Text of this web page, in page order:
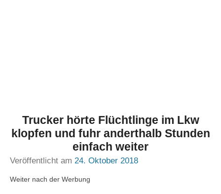
Trucker hörte Flüchtlinge im Lkw
klopfen und fuhr anderthalb Stunden
einfach weiter
Veröffentlicht am 24. Oktober 2018
Weiter nach der Werbung